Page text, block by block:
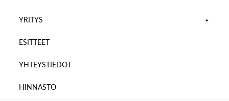
YRITYS
ESITTEET
YHTEYSTIEDOT
HINNASTO